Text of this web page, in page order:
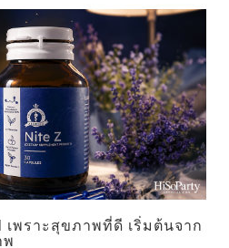
เพราะสุขภาพที่ดี เริ่มต้นจาก